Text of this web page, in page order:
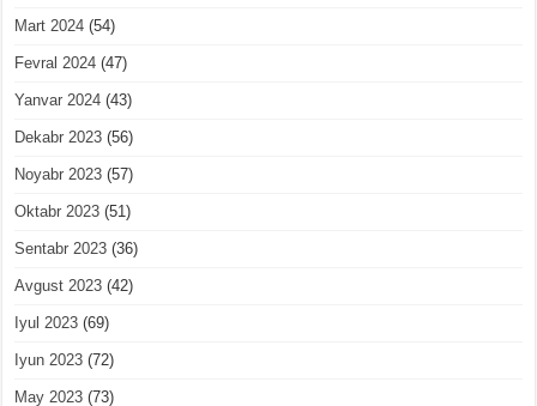
Mart 2024 (54)
Fevral 2024 (47)
Yanvar 2024 (43)
Dekabr 2023 (56)
Noyabr 2023 (57)
Oktabr 2023 (51)
Sentabr 2023 (36)
Avgust 2023 (42)
Iyul 2023 (69)
Iyun 2023 (72)
May 2023 (73)